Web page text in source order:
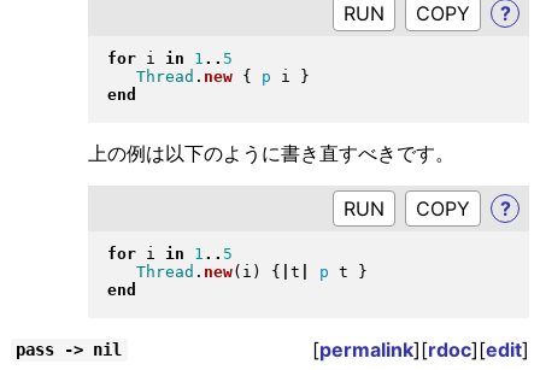
RUN ?
for i in 1 .. 5
Thread . new { p i
}
end
上の例は以下のように書き直すべきです。
RUN ?
for i in 1 .. 5
Thread . new( i ) { t p t
}
end
pass -> nil [permalink][rdoc][edit]